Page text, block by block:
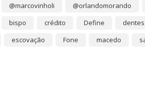
@marcovinholi
@orlandomorando
bispo crédito Define
dentes
escovação Fone macedo